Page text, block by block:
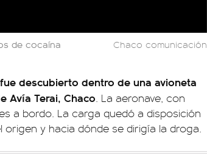
de cocaína Chaco comunicación
fue descubierto dentro de una avioneta
Avía Terai, Chaco. La aeronave, con
a bordo. La carga quedó a disposición
origen y hacia dónde se dirigía la droga.